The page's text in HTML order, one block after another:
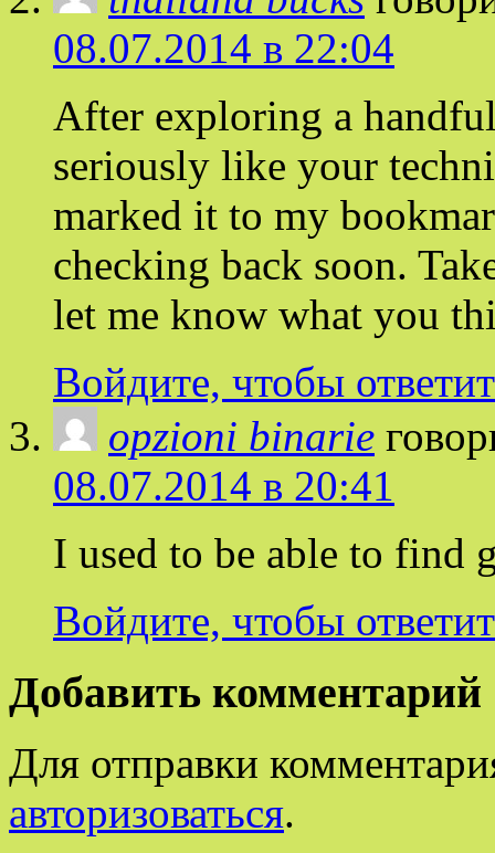
08.07.2014 в 22:04
After exploring a
seriously like your
marked it to my
checking back soon.
let me know what you
Войдите, чтобы
opzioni binarie
08.07.2014 в 20:41
I used to be able to find
Войдите, чтобы
Добавить комментарий
Для отправки
авторизоваться.